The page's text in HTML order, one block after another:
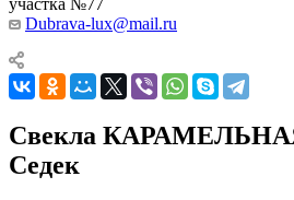
участка №77
Dubrava-lux@mail.ru
Свекла КАРАМЕЛЬНАЯ
Седек